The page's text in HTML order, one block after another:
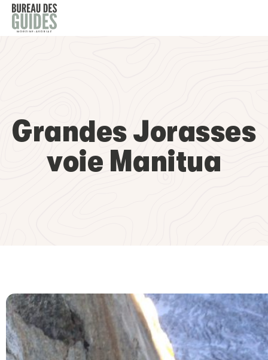
Grandes Jorasses
voie Manitua